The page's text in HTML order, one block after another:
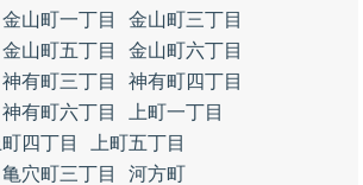
金山町一丁目
金山町三丁目
金山町五丁目
金山町六丁目
神有町三丁目
神有町四丁目
神有町六丁目
上町一丁目
町四丁目
上町五丁目
亀穴町三丁目
河方町